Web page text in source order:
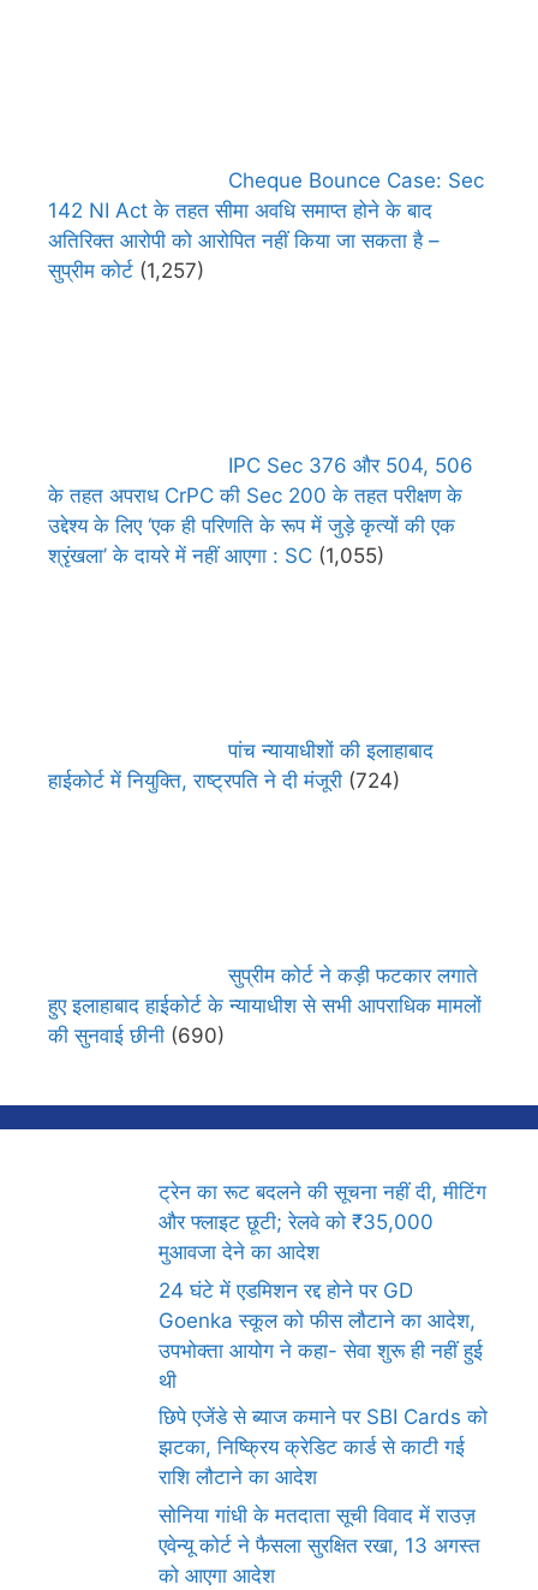
Cheque Bounce Case: Sec
142 NI Act के तहत सीमा अवधि समाप्त होने के बाद
अतिरिक्त आरोपी को आरोपित नहीं किया जा सकता है –
सुप्रीम कोर्ट (1,257)
IPC Sec 376 और 504, 506
के तहत अपराध CrPC की Sec 200 के तहत परीक्षण के
उद्देश्य के लिए ‘एक ही परिणति के रूप में जुड़े कृत्यों की एक
श्रृंखला’ के दायरे में नहीं आएगा : SC (1,055)
पांच न्यायाधीशों की इलाहाबाद
हाईकोर्ट में नियुक्ति, राष्ट्रपति ने दी मंजूरी (724)
सुप्रीम कोर्ट ने कड़ी फटकार लगाते
हुए इलाहाबाद हाईकोर्ट के न्यायाधीश से सभी आपराधिक मामलों
की सुनवाई छीनी (690)
ट्रेन का रूट बदलने की सूचना नहीं दी, मीटिंग
और फ्लाइट छूटी; रेलवे को ₹35,000
मुआवजा देने का आदेश
24 घंटे में एडमिशन रद्द होने पर GD
Goenka स्कूल को फीस लौटाने का आदेश,
उपभोक्ता आयोग ने कहा- सेवा शुरू ही नहीं हुई
थी
छिपे एजेंडे से ब्याज कमाने पर SBI Cards को
झटका, निष्क्रिय क्रेडिट कार्ड से काटी गई
राशि लौटाने का आदेश
सोनिया गांधी के मतदाता सूची विवाद में राउज़
एवेन्यू कोर्ट ने फैसला सुरक्षित रखा, 13 अगस्त
को आएगा आदेश